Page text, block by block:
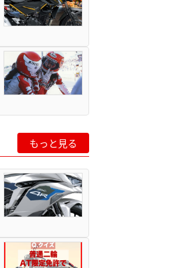
もっと見る